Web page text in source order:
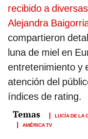
recibido a
Alejandra
compartieron
luna de miel en
entretenimiento y
atención del
índices de rating.
LUCÍA DE LA
AMÉRICA TV